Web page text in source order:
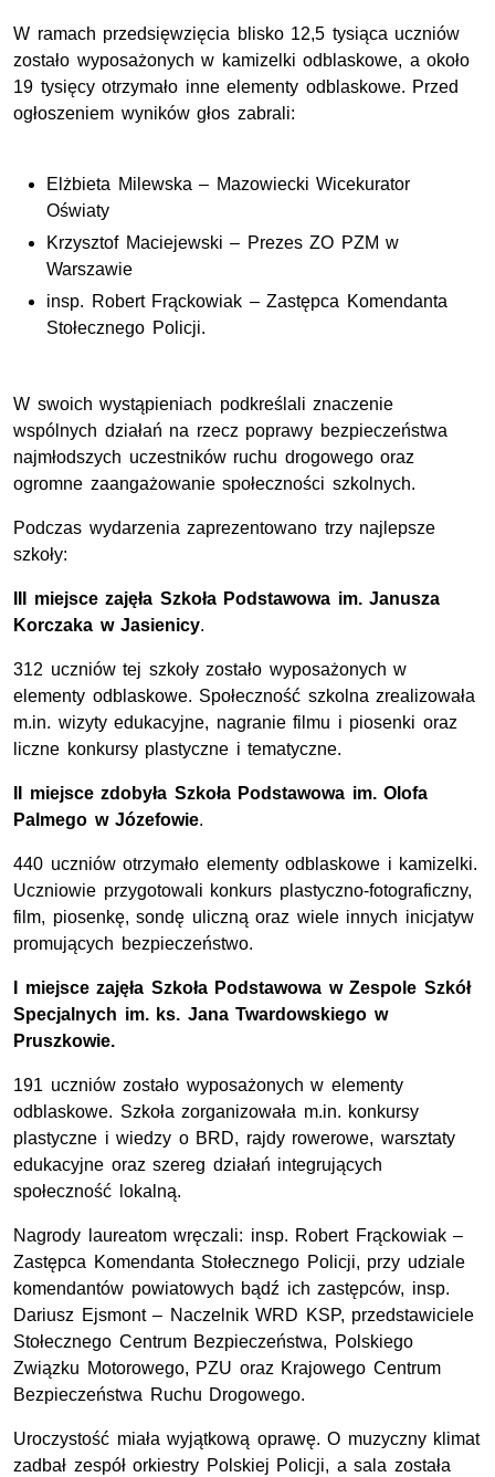
W ramach przedsięwzięcia blisko 12,5 tysiąca uczniów
zostało wyposażonych w kamizelki odblaskowe, a około
19 tysięcy otrzymało inne elementy odblaskowe. Przed
ogłoszeniem wyników głos zabrali:
Elżbieta Milewska – Mazowiecki Wicekurator
Oświaty
Krzysztof Maciejewski – Prezes ZO PZM w
Warszawie
insp. Robert Frąckowiak – Zastępca Komendanta
Stołecznego Policji.
W swoich wystąpieniach podkreślali znaczenie
wspólnych działań na rzecz poprawy bezpieczeństwa
najmłodszych uczestników ruchu drogowego oraz
ogromne zaangażowanie społeczności szkolnych.
Podczas wydarzenia zaprezentowano trzy najlepsze
szkoły:
III miejsce zajęła Szkoła Podstawowa im. Janusza
Korczaka w Jasienicy.
312 uczniów tej szkoły zostało wyposażonych w
elementy odblaskowe. Społeczność szkolna zrealizowała
m.in. wizyty edukacyjne, nagranie filmu i piosenki oraz
liczne konkursy plastyczne i tematyczne.
II miejsce zdobyła Szkoła Podstawowa im. Olofa
Palmego w Józefowie.
440 uczniów otrzymało elementy odblaskowe i kamizelki.
Uczniowie przygotowali konkurs plastyczno-fotograficzny,
film, piosenkę, sondę uliczną oraz wiele innych inicjatyw
promujących bezpieczeństwo.
miejsce zajęła Szkoła Podstawowa w Zespole Szkół
Specjalnych im. ks. Jana Twardowskiego w
Pruszkowie.
191 uczniów zostało wyposażonych w elementy
odblaskowe. Szkoła zorganizowała m.in. konkursy
plastyczne i wiedzy o BRD, rajdy rowerowe, warsztaty
edukacyjne oraz szereg działań integrujących
społeczność lokalną.
Nagrody laureatom wręczali: insp. Robert Frąckowiak –
Zastępca Komendanta Stołecznego Policji, przy udziale
komendantów powiatowych bądź ich zastępców, insp.
Dariusz Ejsmont – Naczelnik WRD KSP, przedstawiciele
Stołecznego Centrum Bezpieczeństwa, Polskiego
Związku Motorowego, PZU oraz Krajowego Centrum
Bezpieczeństwa Ruchu Drogowego.
Uroczystość miała wyjątkową oprawę. O muzyczny klimat
zadbał zespół orkiestry Polskiej Policji, a sala została